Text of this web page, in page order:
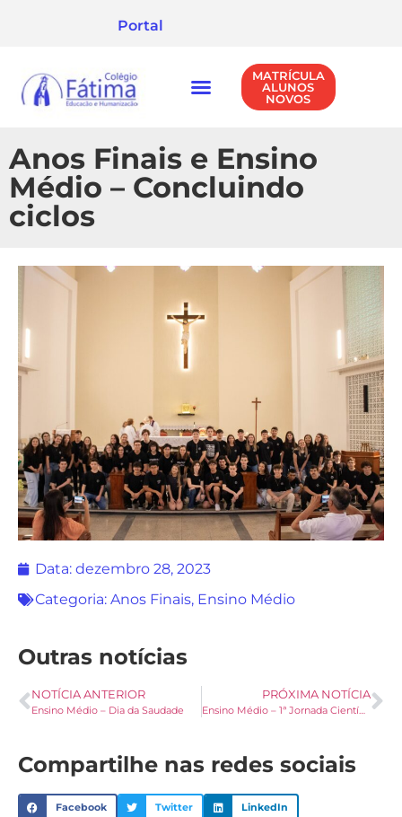
Portal
MATRÍCULA
ALUNOS
NOVOS
Anos Finais e Ensino
Médio – Concluindo
ciclos
Data: dezembro 28, 2023
Categoria: Anos Finais, Ensino Médio
Outras notícias
NOTÍCIA ANTERIOR
Ensino Médio – Dia da Saudade
PRÓXIMA NOTÍCIA
Ensino Médio – 1ª Jornada Científica
Compartilhe nas redes sociais
Facebook Twitter LinkedIn